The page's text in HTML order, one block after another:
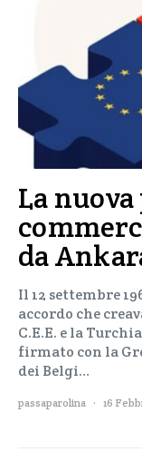
La
da
Il 12 settembre
accordo che
C.E.E. e la
firmato con la
dei Belgi…
passaparolina 16